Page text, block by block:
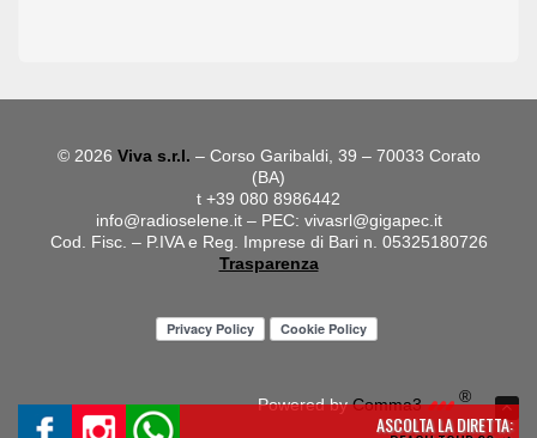
© 2026 Viva s.r.l. – Corso Garibaldi, 39 – 70033 Corato
(BA)
t +39 080 8986442
info@radioselene.it– PEC: vivasrl@gigapec.it
Cod. Fisc. – P.IVA e Reg. Imprese di Bari n. 05325180726
Trasparenza
Powered byComma3 ®
ASCOLTA LA DIRETTA: